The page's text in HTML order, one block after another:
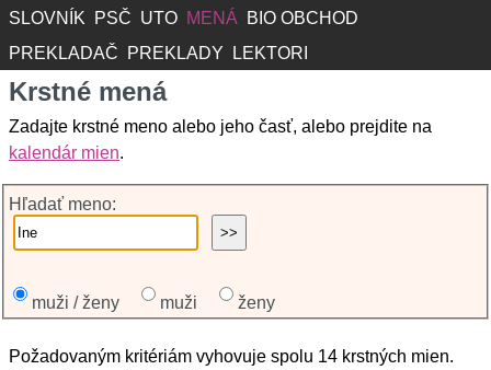
SLOVNÍK PSČ UTO MENÁ
BIO OBCHOD
PREKLADAČ
PREKLADY LEKTORI
Krstné mená
Zadajte krstné meno alebo jeho časť, alebo prejdite na
kalendár mien.
Hľadať meno:
muži / ženy muži ženy
Požadovaným kritériám vyhovuje spolu 14 krstných mien.